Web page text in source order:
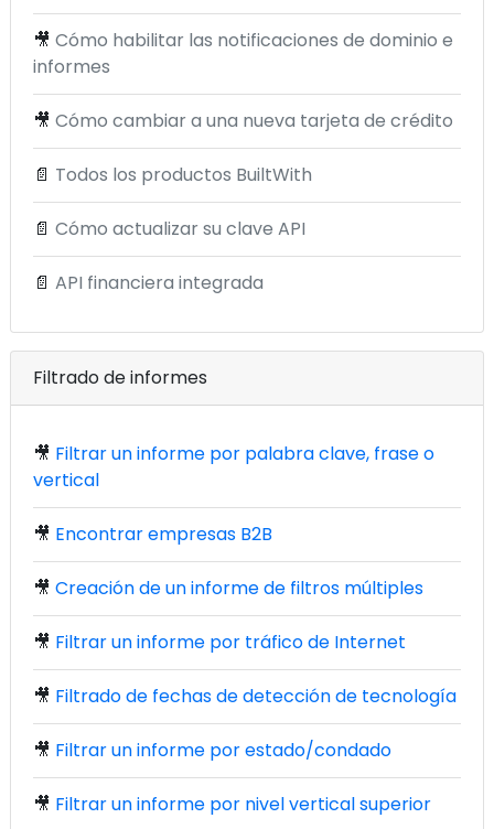
🎥 Cómo habilitar las notificaciones de dominio e
informes
🎥 Cómo cambiar a una nueva tarjeta de crédito
📄 Todos los productos BuiltWith
📄 Cómo actualizar su clave API
📄 API financiera integrada
Filtrado de informes
🎥 Filtrar un informe por palabra clave, frase o
vertical
🎥 Encontrar empresas B2B
🎥 Creación de un informe de filtros múltiples
🎥 Filtrar un informe por tráfico de Internet
🎥 Filtrado de fechas de detección de tecnología
🎥 Filtrar un informe por estado/condado
🎥 Filtrar un informe por nivel vertical superior